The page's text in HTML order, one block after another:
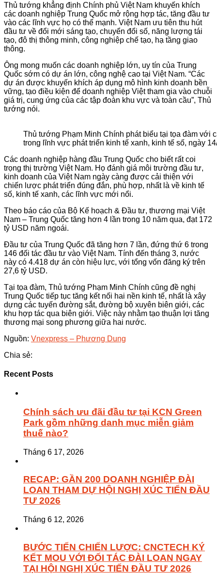
Thủ tướng khẳng định Chính phủ Việt Nam khuyến khích
các doanh nghiệp Trung Quốc mở rộng hợp tác, tăng đầu tư
vào các lĩnh vực họ có thế mạnh. Việt Nam ưu tiên thu hút
đầu tư về đổi mới sáng tạo, chuyển đổi số, năng lượng tái
tạo, đô thị thông minh, công nghiệp chế tạo, hạ tầng giao
thông.
Ông mong muốn các doanh nghiệp lớn, uy tín của Trung
Quốc sớm có dự án lớn, công nghệ cao tại Việt Nam. “Các
dự án được khuyến khích áp dụng mô hình kinh doanh bền
vững, tạo điều kiện để doanh nghiệp Việt tham gia vào chuỗi
giá trị, cung ứng của các tập đoàn khu vực và toàn cầu”, Thủ
tướng nói.
Thủ tướng Phạm Minh Chính phát biểu tại tọa đàm với
trong lĩnh vực phát triển kinh tế xanh, kinh tế số, ngày
Các doanh nghiệp hàng đầu Trung Quốc cho biết rất coi
trọng thị trường Việt Nam. Họ đánh giá môi trường đầu tư,
kinh doanh của Việt Nam ngày càng được cải thiện với
chiến lược phát triển đúng đắn, phù hợp, nhất là về kinh tế
số, kinh tế xanh, các lĩnh vực mới nổi.
Theo báo cáo của Bộ Kế hoạch & Đầu tư, thương mại Việt
Nam – Trung Quốc tăng hơn 4 lần trong 10 năm qua, đạt 172
tỷ USD năm ngoái.
Đầu tư của Trung Quốc đã tăng hơn 7 lần, đứng thứ 6 trong
146 đối tác đầu tư vào Việt Nam. Tính đến tháng 3, nước
này có 4.418 dự án còn hiệu lực, với tổng vốn đăng ký trên
27,6 tỷ USD.
Tại tọa đàm, Thủ tướng Phạm Minh Chính cũng đề nghị
Trung Quốc tiếp tục tăng kết nối hai nền kinh tế, nhất là xây
dựng các tuyến đường sắt, đường bộ xuyên biên giới, các
khu hợp tác qua biên giới. Việc này nhằm tạo thuận lợi tăng
thương mại song phương giữa hai nước.
Nguồn: Vnexpress – Phương Dung
Chia sẻ:
Recent Posts
Chính sách ưu đãi đầu tư tại KCN Green
Park gồm những danh mục miễn giảm
thuế nào?
Tháng 6 17, 2026
RECAP: GẦN 200 DOANH NGHIỆP ĐÀI
LOAN THAM DỰ HỘI NGHỊ XÚC TIẾN ĐẦU
TƯ 2026
Tháng 6 12, 2026
BƯỚC TIẾN CHIẾN LƯỢC: CNCTECH KÝ
KẾT MOU VỚI ĐỐI TÁC ĐÀI LOAN NGAY
TẠI HỘI NGHỊ XÚC TIẾN ĐẦU TƯ 2026